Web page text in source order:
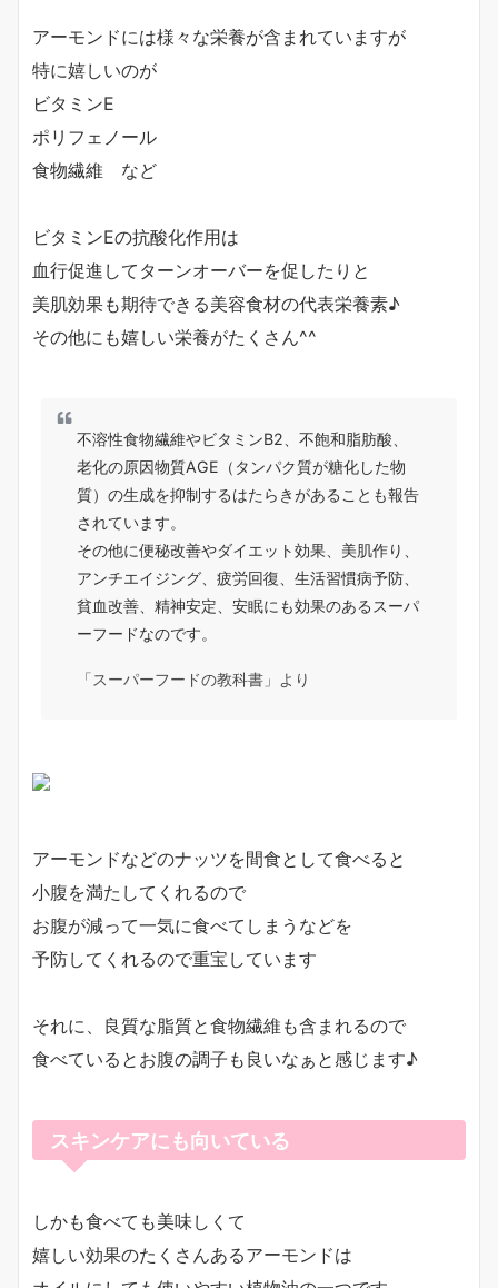
アーモンドには様々な栄養が含まれていますが
特に嬉しいのが
ビタミンE
ポリフェノール
食物繊維 など
ビタミンEの抗酸化作用は
血行促進してターンオーバーを促したりと
美肌効果も期待できる美容食材の代表栄養素♪
その他にも嬉しい栄養がたくさん^^
不溶性食物繊維やビタミンB2、不飽和脂肪酸、
老化の原因物質AGE（タンパク質が糖化した物
質）の生成を抑制するはたらきがあることも報告
されています。
その他に便秘改善やダイエット効果、美肌作り、
アンチエイジング、疲労回復、生活習慣病予防、
貧血改善、精神安定、安眠にも効果のあるスーパ
ーフードなのです。
「スーパーフードの教科書」より
アーモンドなどのナッツを間食として食べると
小腹を満たしてくれるので
お腹が減って一気に食べてしまうなどを
予防してくれるので重宝しています
それに、良質な脂質と食物繊維も含まれるので
食べているとお腹の調子も良いなぁと感じます♪
スキンケアにも向いている
しかも食べても美味しくて
嬉しい効果のたくさんあるアーモンドは